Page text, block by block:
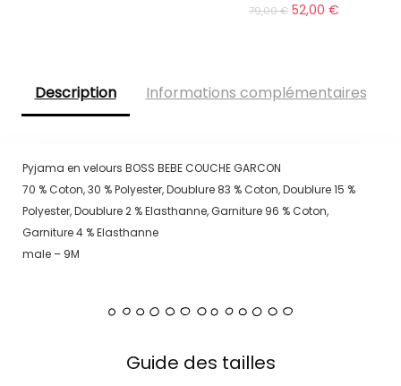
79,00€ 52,00 €
Description Informations complémentaires
Pyjama en velours BOSS BEBE COUCHE GARCON
70 % Coton, 30 % Polyester, Doublure 83 % Coton, Doublure 15 %
Polyester, Doublure 2 % Elasthanne, Garniture 96 % Coton,
Garniture 4 % Elasthanne
male – 9M
Guide des tailles